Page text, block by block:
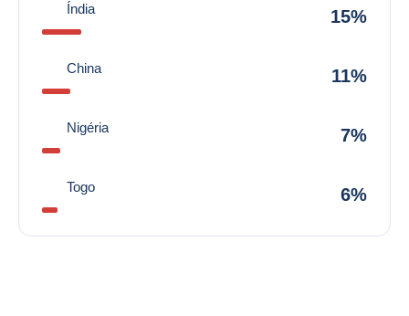
Índia 15%
China 11%
Nigéria 7%
Togo 6%